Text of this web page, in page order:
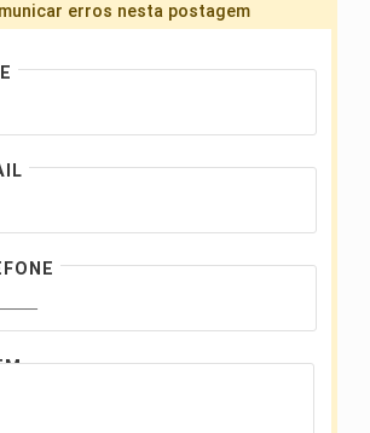
erros nesta postagem